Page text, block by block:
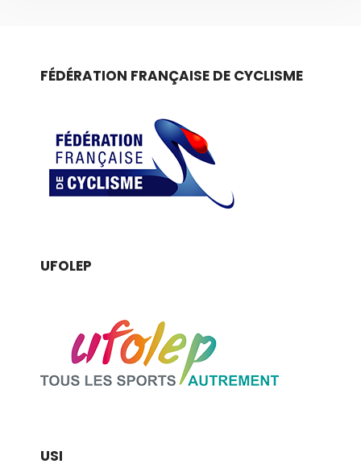
FÉDÉRATION FRANÇAISE DE CYCLISME
UFOLEP
USI